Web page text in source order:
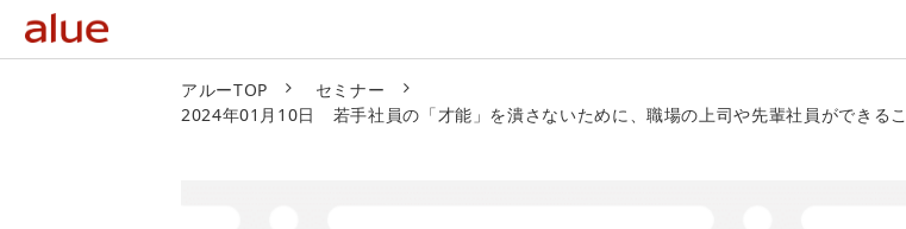
アルーTOP
セミナー
2024年01月10日 若手社員の「才能」を潰さないために、職場の上司や先輩社員ができる